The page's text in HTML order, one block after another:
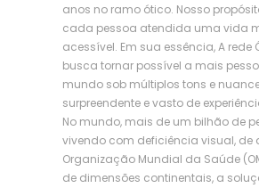
anos no ramo ótico. Nosso
cada pessoa atendida uma vida
acessível. Em sua essência, A rede
busca tornar possível a mais
mundo sob múltiplos tons e
surpreendente e vasto de
No mundo, mais de um bilhão de
vivendo com deficiência visual, de
Organização Mundial da Saúde
de dimensões continentais, a